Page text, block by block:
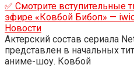
✅ Смотрите вступительные
эфире «Ковбой Бибоп» —
Новости
Актерский состав сериала
представлен в начальных
аниме-шоу. Ковбой